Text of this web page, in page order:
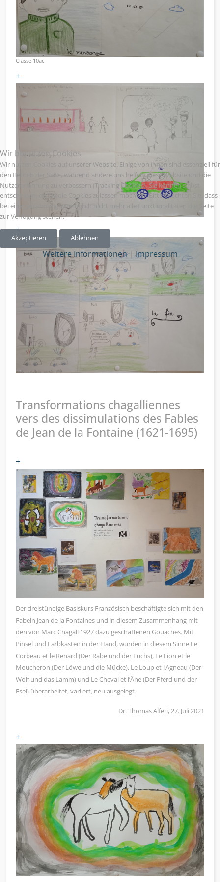
Classe 10ac
+
+
Transformations chagalliennes
vers des dissimulations des Fables
de Jean de la Fontaine (1621-1695)
+
Der dreistündige Basiskurs Französisch beschäftigte sich mit den
Fabeln Jean de la Fontaines und in diesem Zusammenhang mit
den von Marc Chagall 1927 dazu geschaffenen Gouaches. Mit
Pinsel und Farbkasten in der Hand, wurden in diesem Sinne Le
Corbeau et le Renard (Der Rabe und der Fuchs), Le Lion et le
Moucheron (Der Löwe und die Mücke), Le Loup et l’Agneau (Der
Wolf und das Lamm) und Le Cheval et l’Âne (Der Pferd und der
Esel) überarbeitet, variiert, neu ausgelegt.
Dr. Thomas Alferi, 27. Juli 2021
+
Wir benutzen Cookies
Wir nutzen Cookies auf unserer Website. Einige von ihnen sind essenziell für
den Betrieb der Seite, während andere uns helfen, diese Website und die
Nutzererfahrung zu verbessern (Tracking Cookies). Sie können selbst
entscheiden, ob Sie die Cookies zulassen möchten. Bitte beachten Sie, dass
bei einer Ablehnung womöglich nicht mehr alle Funktionalitäten der Seite
zur Verfügung stehen.
Akzeptieren Ablehnen
Weitere Informationen|Impressum